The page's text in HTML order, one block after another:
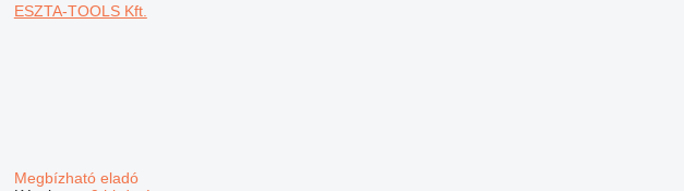
ESZTA-TOOLS Kft.
Megbízható eladó